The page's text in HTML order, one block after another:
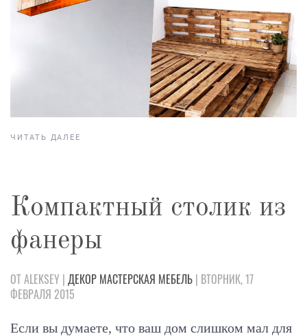
ЧИТАТЬ ДАЛЕЕ
Компактный столик из
фанеры
ОТ ALEKSEY | ДЕКОР МАСТЕРСКАЯ МЕБЕЛЬ | ВТОРНИК, 17
ФЕВРАЛЯ 2015
Если вы думаете, что ваш дом слишком мал для